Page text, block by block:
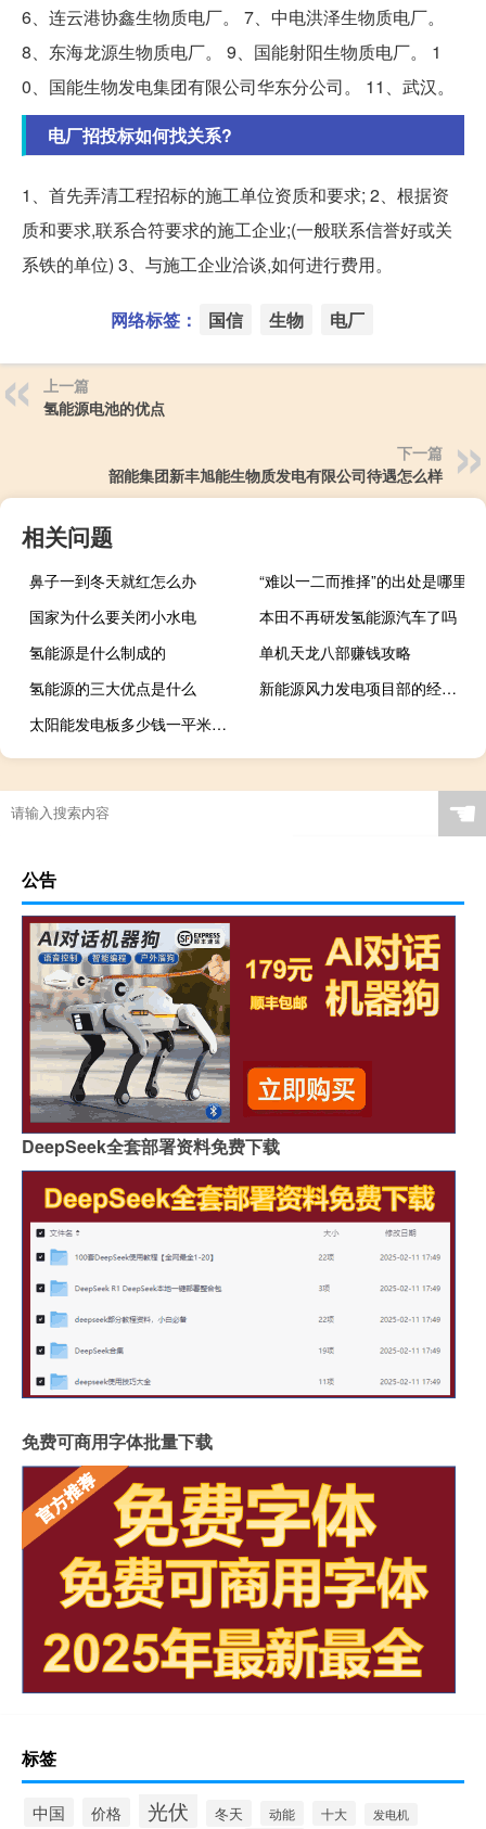
6、连云港协鑫生物质电厂。 7、中电洪泽生物质电厂。
8、东海龙源生物质电厂。 9、国能射阳生物质电厂。 1
0、国能生物发电集团有限公司华东分公司。 11、武汉。
电厂招投标如何找关系?
1、首先弄清工程招标的施工单位资质和要求; 2、根据资
质和要求,联系合符要求的施工企业;(一般联系信誉好或关
系铁的单位) 3、与施工企业洽谈,如何进行费用。
网络标签： 国信 生物 电厂
上一篇
氢能源电池的优点
下一篇
韶能集团新丰旭能生物质发电有限公司待遇怎么样
相关问题
鼻子一到冬天就红怎么办
“难以一二而推择”的出处是哪里
国家为什么要关闭小水电
本田不再研发氢能源汽车了吗
氢能源是什么制成的
单机天龙八部赚钱攻略
氢能源的三大优点是什么
新能源风力发电项目部的经常应酬招待吗
太阳能发电板多少钱一平米每小时发电量
☚
公告
DeepSeek全套部署资料免费下载
免费可商用字体批量下载
标签
中国 价格 光伏 冬天 动能 十大 发电机